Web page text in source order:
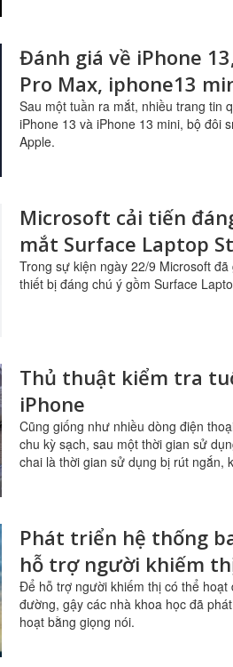
Đánh giá về iPhone
Pro Max, iphone13
nâng cấp vừa được
Sau một tuần ra mắt, nhiều trang tin
iPhone 13 và iPhone 13 mini, bộ đôi
Apple.
Microsoft cải tiến
mắt Surface Laptop
Trong sự kiện ngày 22/9 Microsoft
thiết bị đáng chú ý gồm Surface
Thủ thuật kiểm tra
iPhone
Cũng giống như nhiều dòng điện
chu kỳ sạch, sau một thời gian sử
chai là thời gian sử dụng bị rút ngắn,
Phát triển hệ thống
hỗ trợ người khiếm
Để hỗ trợ người khiếm thị có thể
đường, gậy các nhà khoa học đã
hoạt bằng giọng nói.